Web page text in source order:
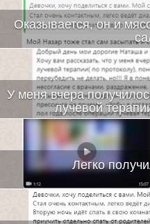
Оказывается, он и
У меня вчера
лучевой
Легко